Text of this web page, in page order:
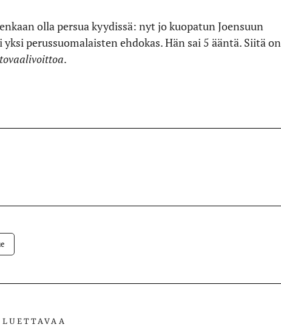
olla persua kyydissä: nyt jo kuopatun Joensuun
yksi perussuomalaisten ehdokas. Hän sai 5 ääntä. Siitä on
.